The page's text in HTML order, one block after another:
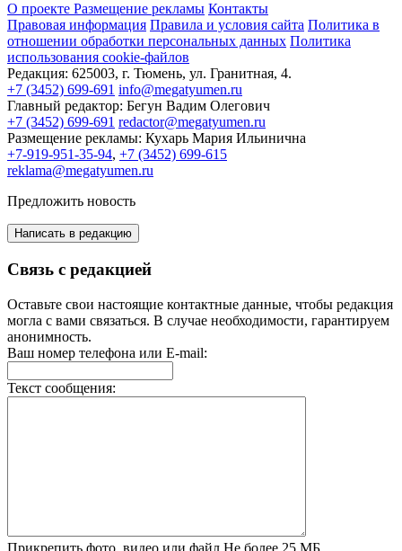
О проекте Размещение рекламы Контакты
Правовая информация Правила и условия сайта Политика в
отношении обработки персональных данных Политика
использования cookie-файлов
Редакция: 625003, г. Тюмень, ул. Гранитная, 4.
+7 (3452) 699-691 info@megatyumen.ru
Главный редактор: Бегун Вадим Олегович
+7 (3452) 699-691 redactor@megatyumen.ru
Размещение рекламы: Кухарь Мария Ильинична
+7-919-951-35-94, +7 (3452) 699-615
reklama@megatyumen.ru
Предложить новость
Написать в редакцию
Связь с редакцией
Оставьте свои настоящие контактные данные, чтобы редакция
могла с вами связаться. В случае необходимости, гарантируем
анонимность.
Ваш номер телефона или E-mail:
Текст сообщения:
Прикрепить фото, видео или файл Не более 25 МБ